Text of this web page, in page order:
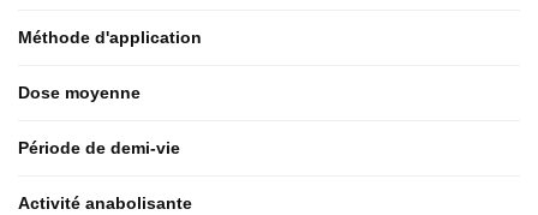
Méthode d'application
Dose moyenne
Période de demi-vie
Activité anabolisante